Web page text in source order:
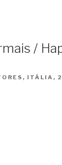
/
ITÁLIA,